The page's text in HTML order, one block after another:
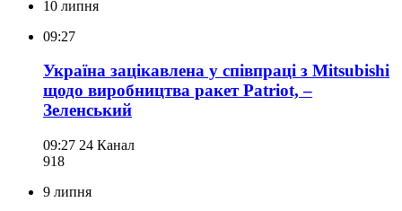
10 липня
09:27
Україна зацікавлена у співпраці з Mitsubishi
щодо виробництва ракет Patriot, –
Зеленський
09:27 24 Канал
918
9 липня